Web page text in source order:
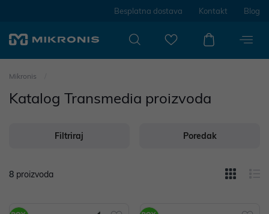
Besplatna dostava Kontakt Blog
Mikronis
Katalog Transmedia proizvoda
Filtriraj Poredak
8 proizvoda